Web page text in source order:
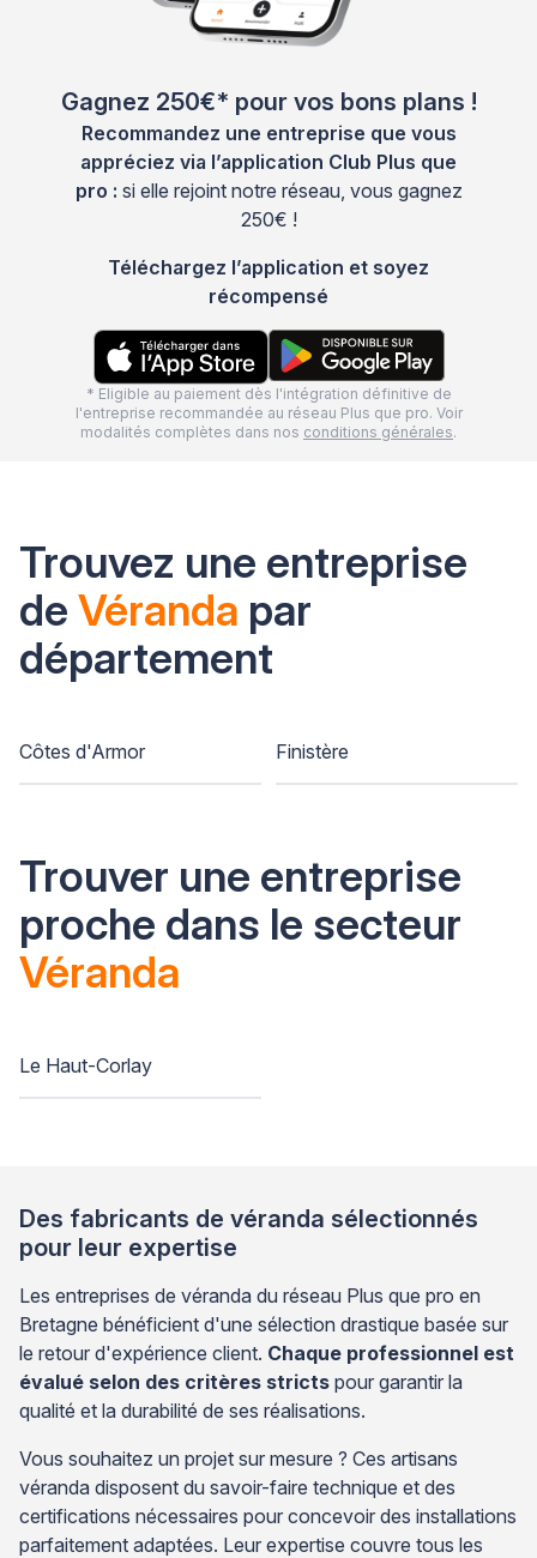
Gagnez 250€* pour vos bons plans !
Recommandez une entreprise que vous
appréciez via l’application Club Plus que
pro : si elle rejoint notre réseau, vous gagnez
250€ !
Téléchargez l’application et soyez
récompensé
* Eligible au paiement dès l'intégration définitive de
l'entreprise recommandée au réseau Plus que pro. Voir
modalités complètes dans nos conditions générales.
Trouvez une entreprise
de Véranda par
département
Côtes d'Armor Finistère
Trouver une entreprise
proche dans le secteur
Véranda
Le Haut-Corlay
Des fabricants de véranda sélectionnés
pour leur expertise
Les entreprises de véranda du réseau Plus que pro en
Bretagne bénéficient d'une sélection drastique basée sur
le retour d'expérience client. Chaque professionnel est
évalué selon des critères stricts pour garantir la
qualité et la durabilité de ses réalisations.
Vous souhaitez un projet sur mesure ? Ces artisans
véranda disposent du savoir-faire technique et des
certifications nécessaires pour concevoir des installations
parfaitement adaptées. Leur expertise couvre tous les